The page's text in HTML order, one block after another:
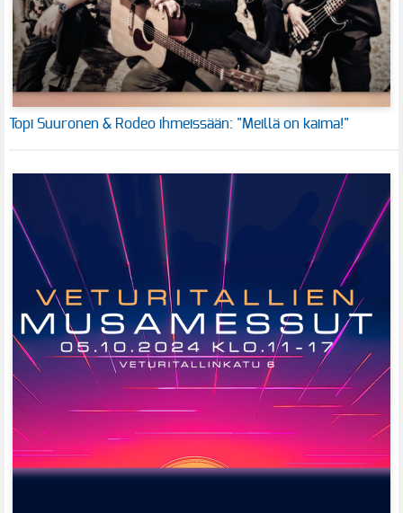
Topi Suuronen & Rodeo ihmeissään: "Meillä on kaima!"